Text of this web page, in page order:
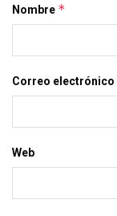
Nombre *
Correo electrónico
Web